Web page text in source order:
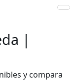
|
y compara